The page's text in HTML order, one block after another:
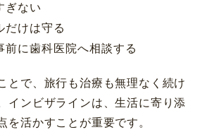
ぎない
だけは守る
前に歯科医院へ相談する
とで、旅行も治療も無理なく続け
インビザラインは、生活に寄り添
を活かすことが重要です。